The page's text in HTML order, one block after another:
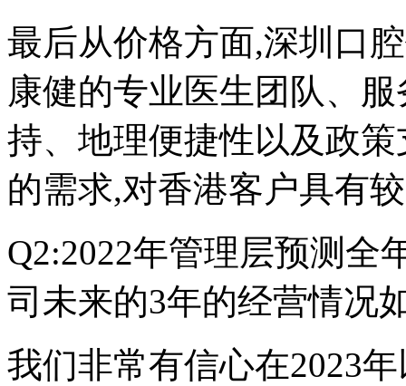
最后从价格方面,深圳口
康健的专业医生团队、
持、地理便捷性以及政
的需求,对香港客户具有
Q2:2022年管理层预测全
司未来的3年的经营情况
我们非常有信心在2023